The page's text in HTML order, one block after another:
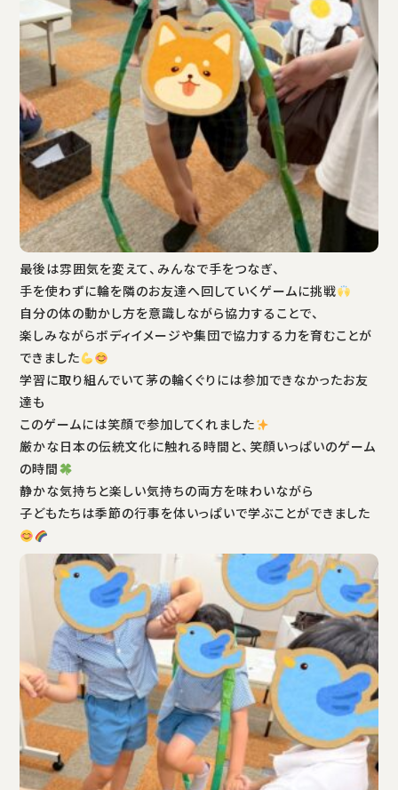
最後は雰囲気を変えて、みんなで手をつなぎ、
手を使わずに輪を隣のお友達へ回していくゲームに挑戦
自分の体の動かし方を意識しながら協力することで、
楽しみながらボディイメージや集団で協力する力を育むことが
できました
学習に取り組んでいて茅の輪くぐりには参加できなかったお友
達も
このゲームには笑顔で参加してくれました
厳かな日本の伝統文化に触れる時間と、笑顔いっぱいのゲーム
の時間
静かな気持ちと楽しい気持ちの両方を味わいながら
子どもたちは季節の行事を体いっぱいで学ぶことができました